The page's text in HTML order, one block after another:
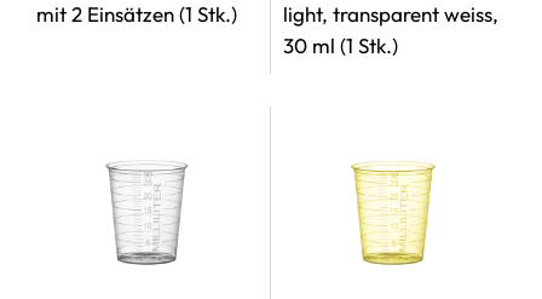
mit 2 Einsätzen(1 Stk.)
light, transparent weiss,
30 ml (1 Stk.)